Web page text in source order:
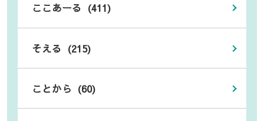
ここあーる (411)
そえる (215)
ことから (60)